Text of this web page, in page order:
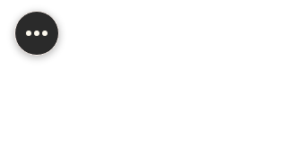
¿Buscas mayoreo o quieres
personalizar alguno de nuestros